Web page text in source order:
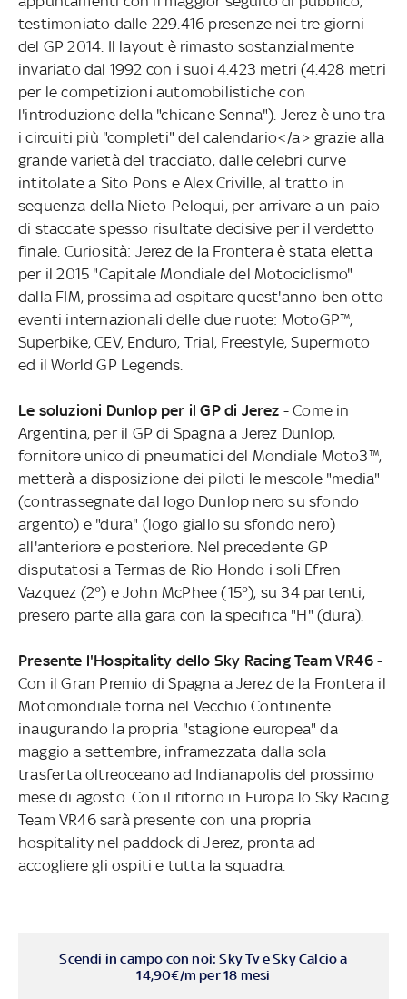
testimoniato dalle 229.416 presenze nei tre giorni
del GP 2014. Il layout è rimasto sostanzialmente
invariato dal 1992 con i suoi 4.423 metri (4.428 metri
per le competizioni automobilistiche con
l'introduzione della "chicane Senna"). Jerez è uno tra
i circuiti più "completi" del calendario</a> grazie alla
grande varietà del tracciato, dalle celebri curve
intitolate a Sito Pons e Alex Criville, al tratto in
sequenza della Nieto-Peloqui, per arrivare a un paio
di staccate spesso risultate decisive per il verdetto
finale. Curiosità: Jerez de la Frontera è stata eletta
per il 2015 "Capitale Mondiale del Motociclismo"
dalla FIM, prossima ad ospitare quest'anno ben otto
eventi internazionali delle due ruote: MotoGP™,
Superbike, CEV, Enduro, Trial, Freestyle, Supermoto
ed il World GP Legends.
Le soluzioni Dunlop per il GP di Jerez - Come in
Argentina, per il GP di Spagna a Jerez Dunlop,
fornitore unico di pneumatici del Mondiale Moto3™,
metterà a disposizione dei piloti le mescole "media"
(contrassegnate dal logo Dunlop nero su sfondo
argento) e "dura" (logo giallo su sfondo nero)
all'anteriore e posteriore. Nel precedente GP
disputatosi a Termas de Rio Hondo i soli Efren
Vazquez (2°) e John McPhee (15°), su 34 partenti,
presero parte alla gara con la specifica "H" (dura).
Presente l'Hospitality dello Sky Racing Team VR46-
Con il Gran Premio di Spagna a Jerez de la Frontera il
Motomondiale torna nel Vecchio Continente
inaugurando la propria "stagione europea" da
maggio a settembre, inframezzata dalla sola
trasferta oltreoceano ad Indianapolis del prossimo
mese di agosto. Con il ritorno in Europa lo Sky Racing
Team VR46 sarà presente con una propria
hospitality nel paddock di Jerez, pronta ad
accogliere gli ospiti e tutta la squadra.
Scendi in campo con noi: Sky Tv e Sky Calcio a
14,90€/m per 18 mesi